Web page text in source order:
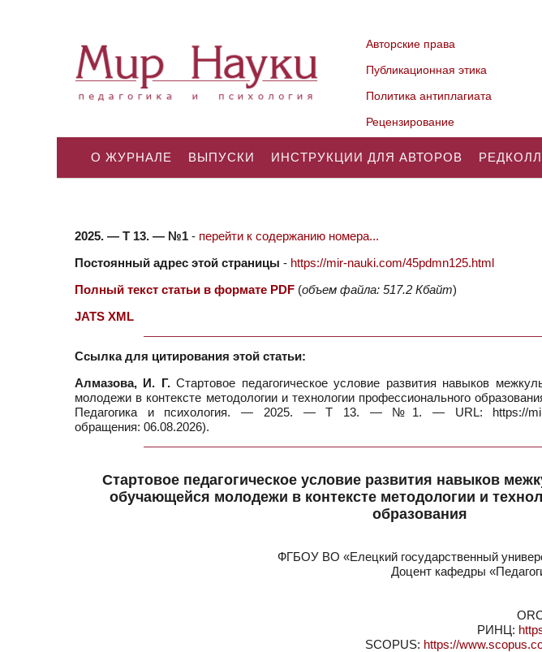
Авторские права
Публикационная этика
Политика антиплагиата
Рецензирование
О ЖУРНАЛЕ ВЫПУСКИ ИНСТРУКЦИИ ДЛЯ АВТОРОВ
2025. — Т 13. — №1 - перейти к содержанию номера...
Постоянный адрес этой страницы - https://mir-nauki.com/45pdmn125.html
Полный текст статьи в формате PDF (объем файла: 517.2 Кбайт)
JATS XML
Ссылка для цитирования этой статьи:
Алмазова, И. Г.Стартовое педагогическое условие развития навыков
молодежи в контексте методологии и технологии профессионального
Педагогика и психология. — 2025. — Т 13. — №1. — URL: https://mir-
обращения: 06.08.2026).
Стартовое педагогическое условие развития навыков
обучающейся молодежи в контексте методологии и
образования
ФГБОУ ВО «Елецкий государственный
Доцент кафедры
РИНЦ:
SCOPUS: https://